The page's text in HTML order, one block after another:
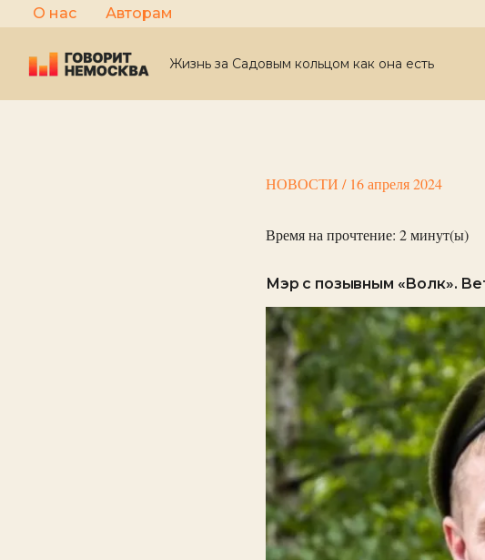
Перейти
к
содержимому
О нас Авторам
Жизнь за Садовым кольцом как она есть
НОВОСТИ / 16 апреля 2024
Время на прочтение: 2минут(ы)
Мэр с позывным «Волк».